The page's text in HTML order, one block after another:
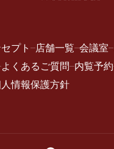
プト 店舗一覧 会議室
よくあるご質問 内覧予約
情報保護方針